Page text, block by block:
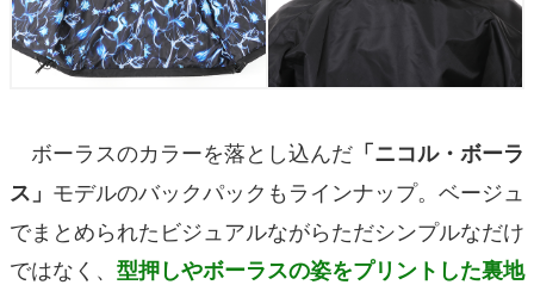
ボーラスのカラーを落とし込んだ 「ニコル・ボーラ
ス」 モデルのバックパックもラインナップ。ベージュ
でまとめられたビジュアルながらただシンプルなだけ
ではなく、 型押しやボーラスの姿をプリントした裏地